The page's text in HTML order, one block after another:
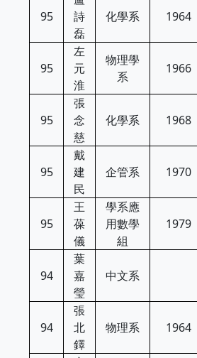
95
詩
磊
化學系 1964
95
左
元
淮
物理學
系
1966
95
張
念
慈
化學系 1968
95
戴
建
民
企管系 1970
95
王
葆
儀
學系應
用數學
組
1979
94
葉
嘉
瑩
中文系
94
張
北
鐸
物理系 1964